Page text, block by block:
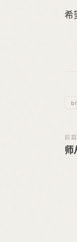
希
前篇
师